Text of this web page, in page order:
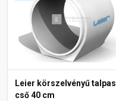
Leier körszelvényű talpas
cső 40 cm